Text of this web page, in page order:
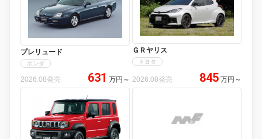
プレリュード
ホンダ
2026.08発売 631 万円 ～
ＧＲヤリス
トヨタ
2026.08発売 845 万円 ～